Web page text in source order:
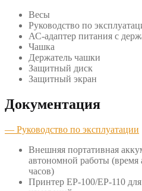
Весы
Руководство по
АС-адаптер питания с
Чашка
Держатель чашки
Защитный диск
Защитный экран
Документация
— Руководство по эксплуатации
Внешняя портативная
автономной работы
часов)
Принтер ЕР-100/ЕР-110 для